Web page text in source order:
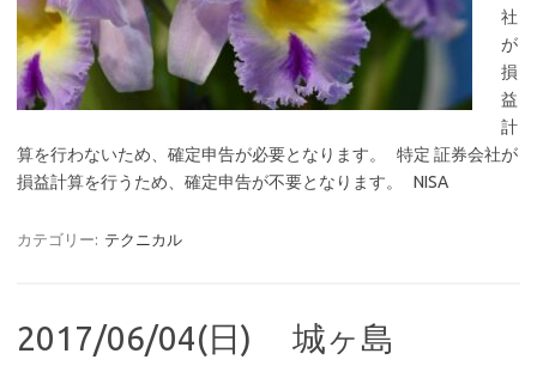
社
が
損
益
計
算を行わないため、確定申告が必要となります。 特定 証券会社が
損益計算を行うため、確定申告が不要となります。 NISA
カテゴリー: テクニカル
2017/06/04(日) 城ヶ島